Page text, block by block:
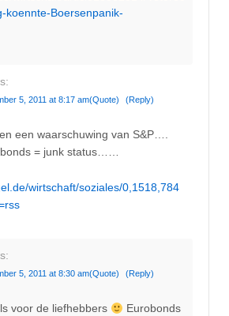
koennte-Boersenpanik-
5, 2011 at 8:17 am(Quote) (Reply)
een waarschuwing van S&P….
= junk status……
wirtschaft/soziales/0,1518,784
5, 2011 at 8:30 am(Quote) (Reply)
voor de liefhebbers
Eurobonds